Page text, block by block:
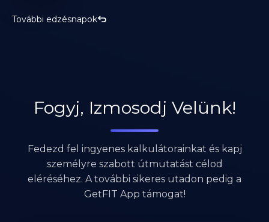
További edzésnapok
Fogyj, Izmosodj Velünk!
Fedezd fel ingyenes kalkulátorainkat és kapj
személyre szabott útmutatást célod
eléréséhez. A további sikeres utadon pedig a
GetFIT App támogat!